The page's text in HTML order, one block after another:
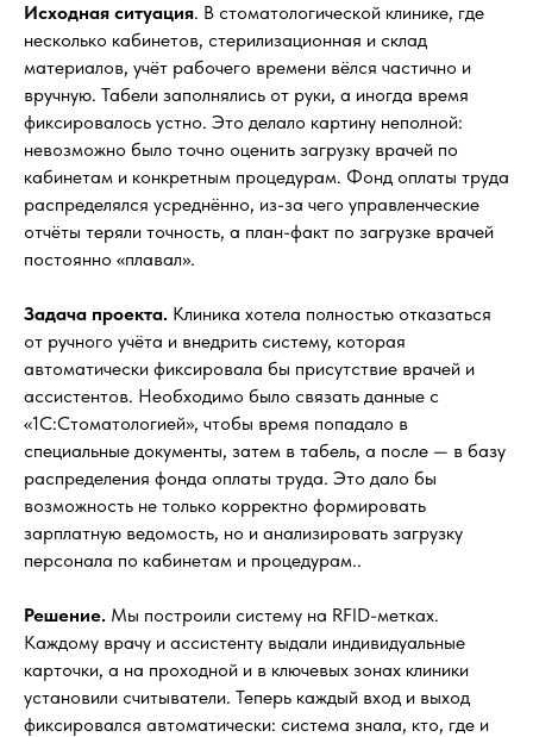
Исходная ситуация. В стоматологической клинике, где
несколько кабинетов, стерилизационная и склад
материалов, учёт рабочего времени вёлся частично и
вручную. Табели заполнялись от руки, а иногда время
фиксировалось устно. Это делало картину неполной:
невозможно было точно оценить загрузку врачей по
кабинетам и конкретным процедурам. Фонд оплаты труда
распределялся усреднённо, из-за чего управленческие
отчёты теряли точность, а план-факт по загрузке врачей
постоянно «плавал».
Задача проекта. Клиника хотела полностью отказаться
от ручного учёта и внедрить систему, которая
автоматически фиксировала бы присутствие врачей и
ассистентов. Необходимо было связать данные с
«1С:Стоматологией», чтобы время попадало в
специальные документы, затем в табель, а после — в базу
распределения фонда оплаты труда. Это дало бы
возможность не только корректно формировать
зарплатную ведомость, но и анализировать загрузку
персонала по кабинетам и процедурам..
Решение. Мы построили систему на RFID-метках.
Каждому врачу и ассистенту выдали индивидуальные
карточки, а на проходной и в ключевых зонах клиники
установили считыватели. Теперь каждый вход и выход
фиксировался автоматически: система знала, кто, где и